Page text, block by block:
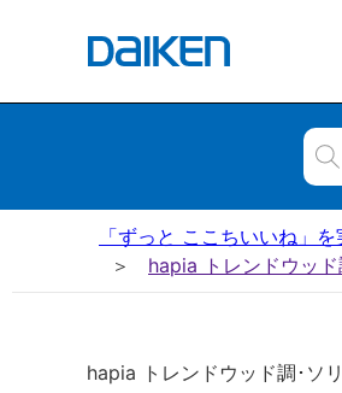
「ずっと ここちいいね」
hapia トレンドウッ
hapia トレンドウッド調･ソ